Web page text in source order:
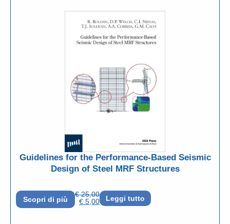
Guidelines for the Performance-Based Seismic
Design of Steel MRF Structures
Scopri di più
€25,00
€ 5,00 Leggi tutto